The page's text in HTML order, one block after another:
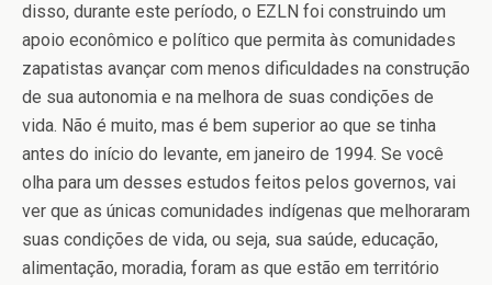
disso, durante este período, o EZLN foi construindo um
apoio econômico e político que permita às comunidades
zapatistas avançar com menos dificuldades na construção
de sua autonomia e na melhora de suas condições de
vida. Não é muito, mas é bem superior ao que se tinha
antes do início do levante, em janeiro de 1994. Se você
olha para um desses estudos feitos pelos governos, vai
ver que as únicas comunidades indígenas que melhoraram
suas condições de vida, ou seja, sua saúde, educação,
alimentação, moradia, foram as que estão em território